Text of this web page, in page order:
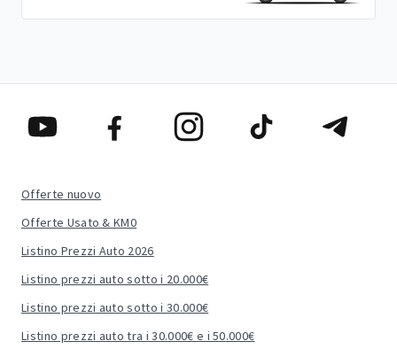
Offerte nuovo
Offerte Usato & KM0
Listino Prezzi Auto 2026
Listino prezzi auto sotto i 20.000€
Listino prezzi auto sotto i 30.000€
Listino prezzi auto tra i 30.000€ e i 50.000€